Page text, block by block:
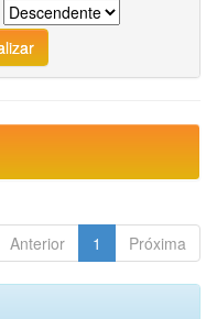
Anterior 1 Próxima